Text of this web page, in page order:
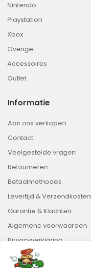
Nintendo
Playstation
Xbox
Overige
Accessoires
Outlet
Informatie
Aan ons verkopen
Contact
Veelgestelde vragen
Retourneren
Betaalmethodes
Levertijd & Verzendkosten
Garantie & Klachten
Algemene voorwaarden
Privacyverklaring
Nieuwsbrief